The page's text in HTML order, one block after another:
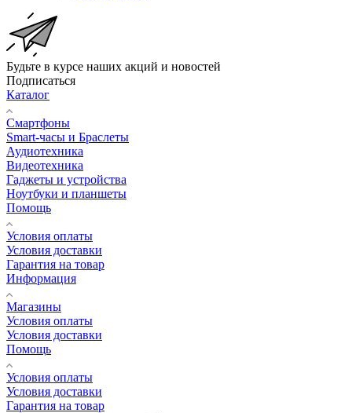
Будьте в курсе наших акций и новостей
Подписаться
Каталог
Смартфоны
Smart-часы и Браслеты
Аудиотехника
Видеотехника
Гаджеты и устройства
Ноутбуки и планшеты
Помощь
Условия оплаты
Условия доставки
Гарантия на товар
Информация
Магазины
Условия оплаты
Условия доставки
Помощь
Условия оплаты
Условия доставки
Гарантия на товар